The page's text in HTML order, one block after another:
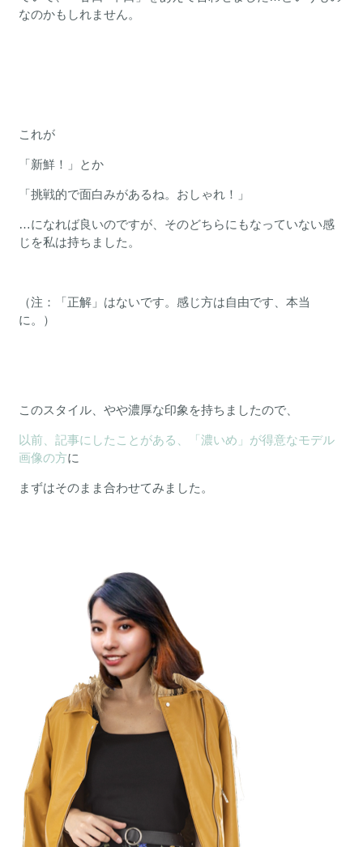
なのかもしれません。
これが
「新鮮！」とか
「挑戦的で面白みがあるね。おしゃれ！」
…になれば良いのですが、そのどちらにもなっていない感
じを私は持ちました。
（注：「正解」はないです。感じ方は自由です、本当
に。）
このスタイル、やや濃厚な印象を持ちましたので、
以前、記事にしたことがある、「濃いめ」が得意なモデル
画像の方に
まずはそのまま合わせてみました。